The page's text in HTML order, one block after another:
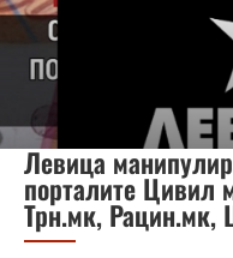
Левица
порталите Цивил
Трн.мк, Рацин.мк,